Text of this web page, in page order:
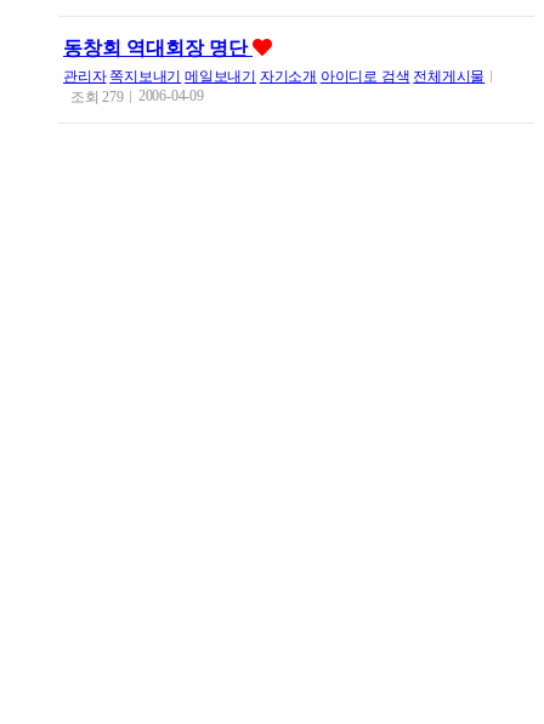
동창회 역대회장 명단
관리자 쪽지보내기 메일보내기 자기소개 아이디로 검색 전체게시물
조회279 2006-04-09